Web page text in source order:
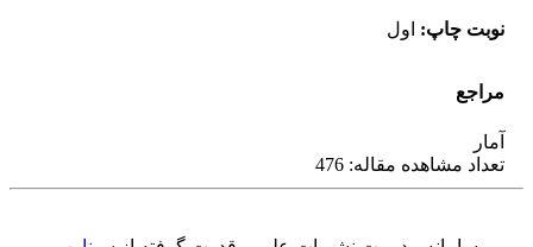
نوبت چاپ: اول
مراجع
آمار
تعداد مشاهده مقاله: 476